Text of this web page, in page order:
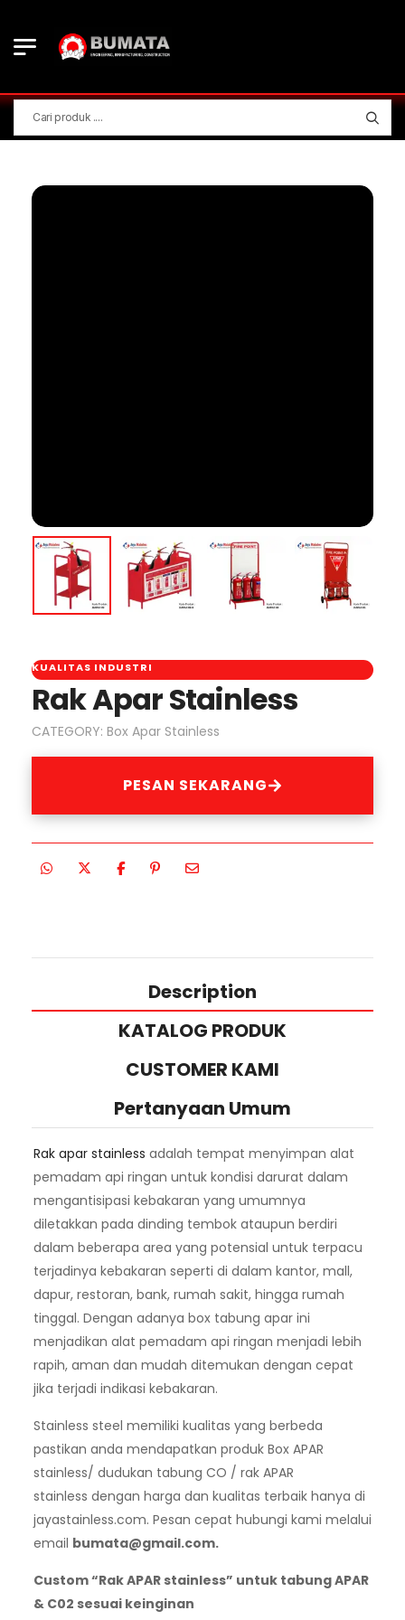
KUALITAS INDUSTRI
Rak Apar Stainless
CATEGORY: Box Apar Stainless
PESAN SEKARANG
Description
KATALOG PRODUK
CUSTOMER KAMI
Pertanyaan Umum
Rak apar stainless adalah tempat menyimpan alat
pemadam api ringan untuk kondisi darurat dalam
mengantisipasi kebakaran yang umumnya
diletakkan pada dinding tembok ataupun berdiri
dalam beberapa area yang potensial untuk terpacu
terjadinya kebakaran seperti di dalam kantor, mall,
dapur, restoran, bank, rumah sakit, hingga rumah
tinggal. Dengan adanya box tabung apar ini
menjadikan alat pemadam api ringan menjadi lebih
rapih, aman dan mudah ditemukan dengan cepat
jika terjadi indikasi kebakaran.
Stainless steel memiliki kualitas yang berbeda
pastikan anda mendapatkan produk Box APAR
stainless/ dudukan tabung CO / rak APAR
stainless dengan harga dan kualitas terbaik hanya di
jayastainless.com. Pesan cepat hubungi kami melalui
email bumata@gmail.com.
Custom “Rak APAR stainless” untuk tabung APAR
& C02 sesuai keinginan